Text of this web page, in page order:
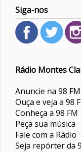
Siga-nos
Rádio Montes
Anuncie na 98 FM
Ouça e veja a 98
Conheça a 98 FM
Peça sua música
Fale com a Rádio
Seja repórter da